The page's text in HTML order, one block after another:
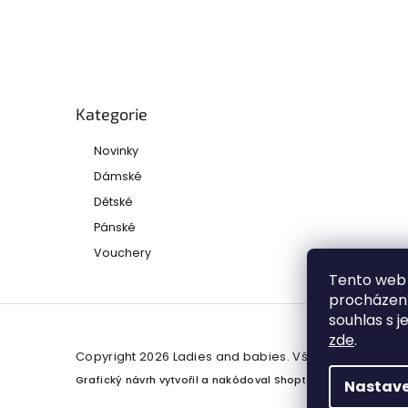
Tento
souhlas s
zde.
kategorie
Kategorie
Novinky
Dámské
Dětské
Pánské
Vouchery
Copyright 2026 Ladies and babies. Všechna práva
Grafický návrh vytvořil a nakódoval Shoptak.cz